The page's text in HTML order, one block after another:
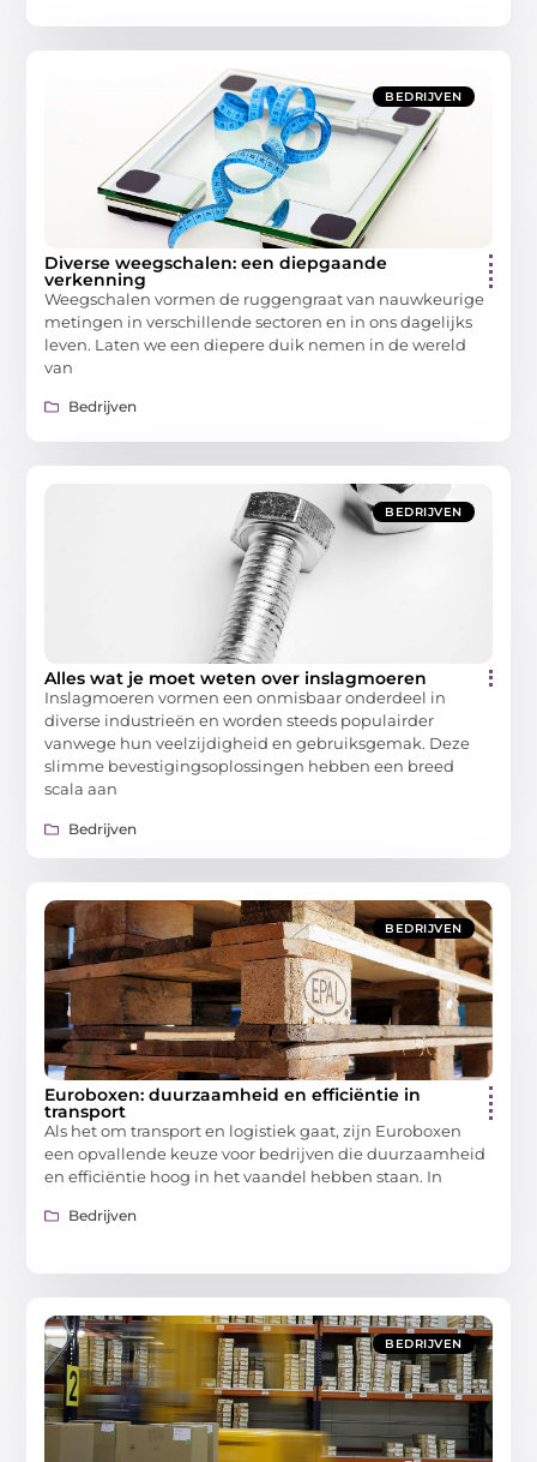
BEDRIJVEN
Diverse weegschalen: een diepgaande
verkenning
Weegschalen vormen de ruggengraat van nauwkeurige
metingen in verschillende sectoren en in ons dagelijks
leven. Laten we een diepere duik nemen in de wereld
van
Bedrijven
BEDRIJVEN
Alles wat je moet weten over inslagmoeren
Inslagmoeren vormen een onmisbaar onderdeel in
diverse industrieën en worden steeds populairder
vanwege hun veelzijdigheid en gebruiksgemak. Deze
slimme bevestigingsoplossingen hebben een breed
scala aan
Bedrijven
BEDRIJVEN
Euroboxen: duurzaamheid en efficiëntie in
transport
Als het om transport en logistiek gaat, zijn Euroboxen
een opvallende keuze voor bedrijven die duurzaamheid
en efficiëntie hoog in het vaandel hebben staan. In
Bedrijven
BEDRIJVEN